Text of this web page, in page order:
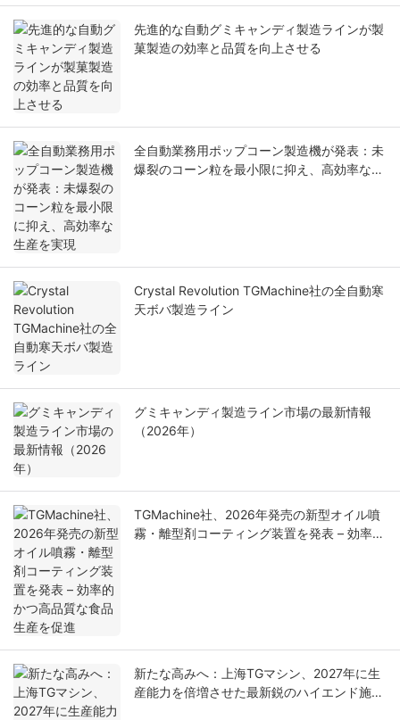
先進的な自動グミキャンディ製造ラインが製
菓製造の効率と品質を向上させる
全自動業務用ポップコーン製造機が発表：未
爆裂のコーン粒を最小限に抑え、高効率な生
Crystal Revolution TGMachine社の全自動寒
天ボバ製造ライン
グミキャンディ製造ライン市場の最新情報
（2026年）
TGMachine社、2026年発売の新型オイル噴
霧・離型剤コーティング装置を発表 – 効率的
新たな高みへ：上海TGマシン、2027年に生
産能力を倍増させた最新鋭のハイエンド施設